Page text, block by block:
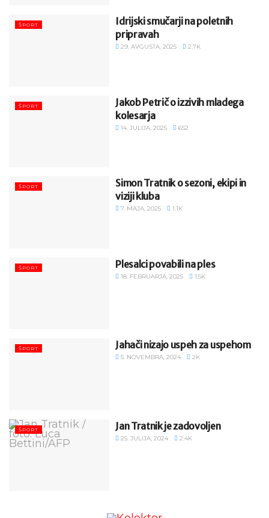
ŠPORT
Idrijski smučarji na poletnih
pripravah
29. AVGUSTA, 2025 2.7K
ŠPORT
Jakob Petrič o izzivih mladega
kolesarja
14. JULIJA, 2025 652
ŠPORT
Simon Tratnik o sezoni, ekipi in
viziji kluba
7. MAJA, 2025 1.1K
ŠPORT Plesalci povabili na ples
18. FEBRUARJA, 2025 1.5K
ŠPORT Jahači nizajo uspeh za uspehom
5. NOVEMBRA, 2024 2K
ŠPORT Jan Tratnik je zadovoljen
25. JULIJA, 2024 2.4K